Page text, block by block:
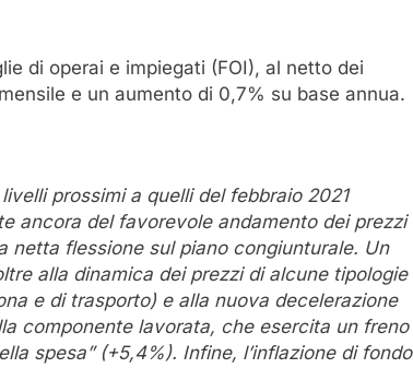
di operai e impiegati (FOI), al netto dei
e un aumento di 0,7% su base annua.
prossimi a quelli del febbraio 2021
ancora del favorevole andamento dei prezzi
netta flessione sul piano congiunturale. Un
alla dinamica dei prezzi di alcune tipologie
e di trasporto) e alla nuova decelerazione
componente lavorata, che esercita un freno
spesa” (+5,4%). Infine, l’inflazione di fondo